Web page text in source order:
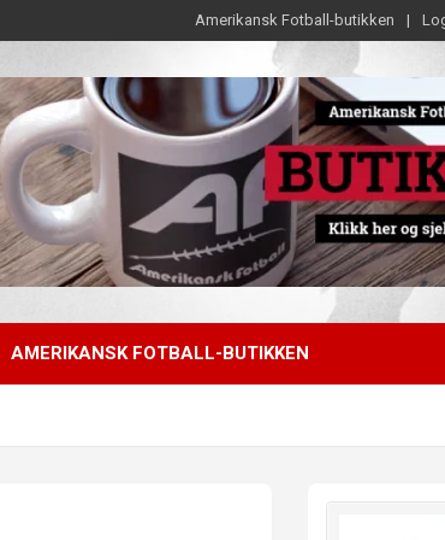
Amerikansk Fotball-butikken
AMERIKANSK FOTBALL-BUTIKKEN